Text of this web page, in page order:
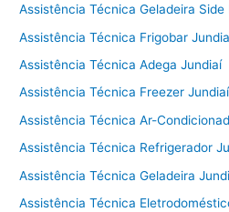
Assistência Técnica Geladeira Side
Assistência Técnica Frigobar
Assistência Técnica Adega Jundiaí
Assistência Técnica Freezer Jundiaí
Assistência Técnica Ar-
Assistência Técnica Refrigerador
Assistência Técnica Geladeira
Assistência Técnica